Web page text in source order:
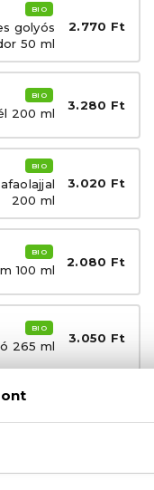
BIO
golyós
50 ml
2.770 Ft
BIO
200 ml
3.280 Ft
BIO
200 ml
3.020 Ft
BIO
100 ml
2.080 Ft
BIO
265 ml
3.050 Ft
265 ml